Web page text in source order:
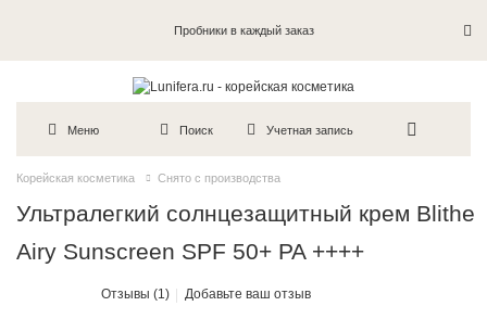
Пробники в каждый заказ
Меню Поиск Учетная запись
Корейская косметика Снято с производства
Ультралегкий солнцезащитный крем Blithe
Airy Sunscreen SPF 50+ PA ++++
Отзывы (1) Добавьте ваш отзыв